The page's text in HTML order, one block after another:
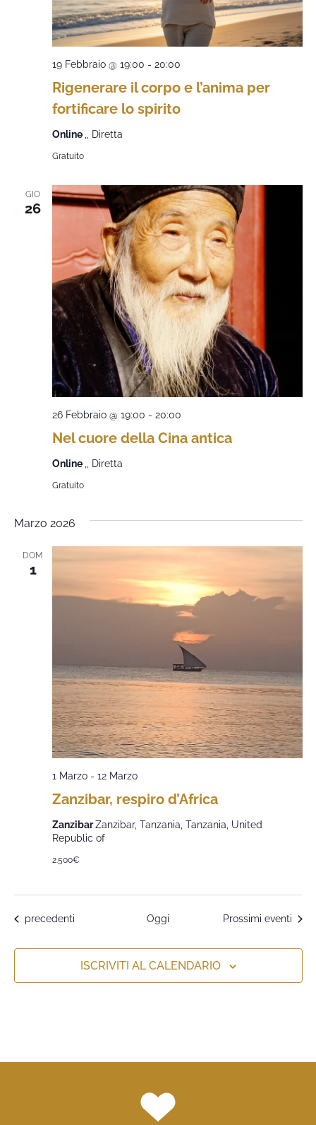
Rigenerare il corpo e l’anima per
fortificare lo spirito
19 Febbraio @ 19:00 - 20:00
Online ,, Diretta
Gratuito
GIO
26
Nel cuore della Cina antica
26 Febbraio @ 19:00 - 20:00
Online ,, Diretta
Gratuito
Marzo 2026
DOM
1
Zanzibar, respiro d’Africa
1 Marzo- 12 Marzo
ZanzibarZanzibar, Tanzania, Tanzania, United
Republic of
2.500€
Eventi
precedenti Oggi Prossimi eventi
ISCRIVITI AL CALENDARIO